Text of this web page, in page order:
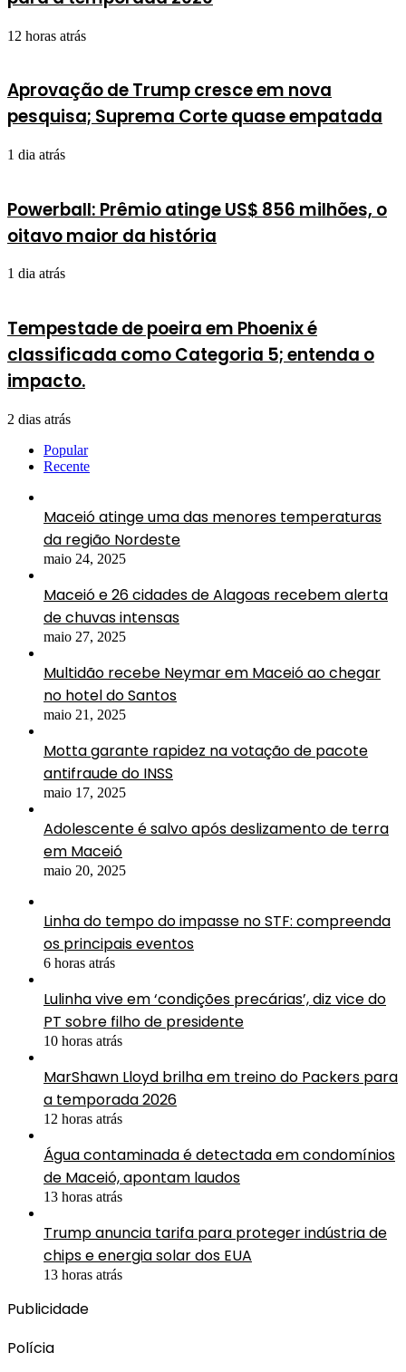
12 horas atrás
Aprovação de Trump cresce em nova
pesquisa; Suprema Corte quase empatada
1 dia atrás
Powerball: Prêmio atinge US$ 856 milhões, o
oitavo maior da história
1 dia atrás
Tempestade de poeira em Phoenix é
classificada como Categoria 5; entenda o
impacto.
2 dias atrás
Popular
Recente
Maceió atinge uma das menores temperaturas
da região Nordeste
maio 24, 2025
Maceió e 26 cidades de Alagoas recebem alerta
de chuvas intensas
maio 27, 2025
Multidão recebe Neymar em Maceió ao chegar
no hotel do Santos
maio 21, 2025
Motta garante rapidez na votação de pacote
antifraude do INSS
maio 17, 2025
Adolescente é salvo após deslizamento de terra
em Maceió
maio 20, 2025
Linha do tempo do impasse no STF: compreenda
os principais eventos
6 horas atrás
Lulinha vive em ‘condições precárias’, diz vice do
PT sobre filho de presidente
10 horas atrás
MarShawn Lloyd brilha em treino do Packers para
a temporada 2026
12 horas atrás
Água contaminada é detectada em condomínios
de Maceió, apontam laudos
13 horas atrás
Trump anuncia tarifa para proteger indústria de
chips e energia solar dos EUA
13 horas atrás
Publicidade
Polícia